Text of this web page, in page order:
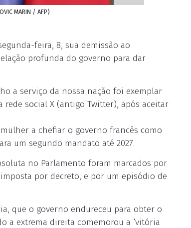
MARIN / AFP)
feira, 8, sua demissão ao
profunda do governo para dar
a serviço da nossa nação foi exemplar
rede social X (antigo Twitter), após aceitar
a chefiar o governo francês como
um segundo mandato até 2027.
no Parlamento foram marcados por
por decreto, e por um episódio de
que o governo endureceu para obter o
a extrema direita comemorou a ‘vitória